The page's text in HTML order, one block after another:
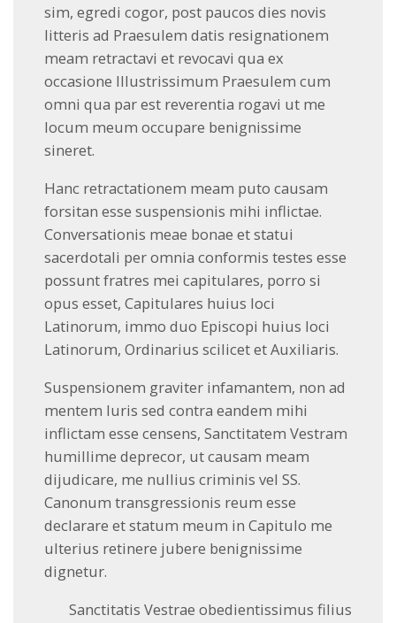
sim, egredi cogor, post paucos dies novis
litteris ad Praesulem datis resignationem
meam retractavi et revocavi qua ex
occasione Illustrissimum Praesulem cum
omni qua par est reverentia rogavi ut me
locum meum occupare benignissime
sineret.
Hanc retractationem meam puto causam
forsitan esse suspensionis mihi inflictae.
Conversationis meae bonae et statui
sacerdotali per omnia conformis testes esse
possunt fratres mei capitulares, porro si
opus esset, Capitulares huius loci
Latinorum, immo duo Episcopi huius loci
Latinorum, Ordinarius scilicet et Auxiliaris.
Suspensionem graviter infamantem, non ad
mentem Iuris sed contra eandem mihi
inflictam esse censens, Sanctitatem Vestram
humillime deprecor, ut causam meam
dijudicare, me nullius criminis vel SS.
Canonum transgressionis reum esse
declarare et statum meum in Capitulo me
ulterius retinere jubere benignissime
dignetur.
Sanctitatis Vestrae obedientissimus filius